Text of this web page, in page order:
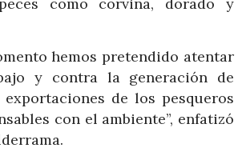
como corvina, dorado y
hemos pretendido atentar
y contra la generación de
de los pesqueros
con el ambiente”, enfatizó